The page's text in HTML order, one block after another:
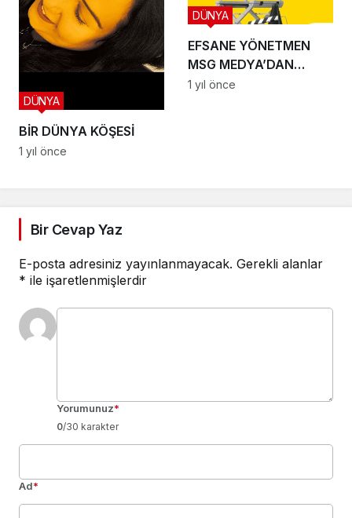
BİR DÜNYA KÖŞESİ
DÜNYA
1 yıl önce
EFSANE YÖNETMEN
MSG MEDYA’DAN
EFSUNLU BİR
DÜNYA
1 yıl önce
Bir Cevap Yaz
E-posta adresiniz yayınlanmayacak. Gerekli alanlar
* ile işaretlenmişlerdir
Yorumunuz*
0/30 karakter
Ad*